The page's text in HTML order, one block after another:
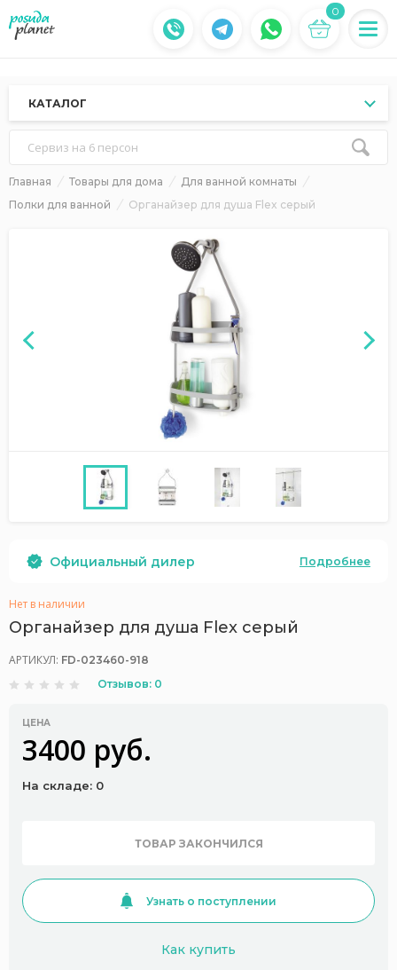
0
КАТАЛОГ
Сервиз на 6 персон
Главная Товары для дома
Для ванной комнаты
Полки для ванной
Органайзер для душа Flex серый
Официальный дилер Подробнее
Нет в наличии
Органайзер для душа Flex серый
АРТИКУЛ: FD-023460-918
Отзывов: 0
ЦЕНА
3400 руб.
На складе: 0
ТОВАР ЗАКОНЧИЛСЯ
Узнать о поступлении
Как купить